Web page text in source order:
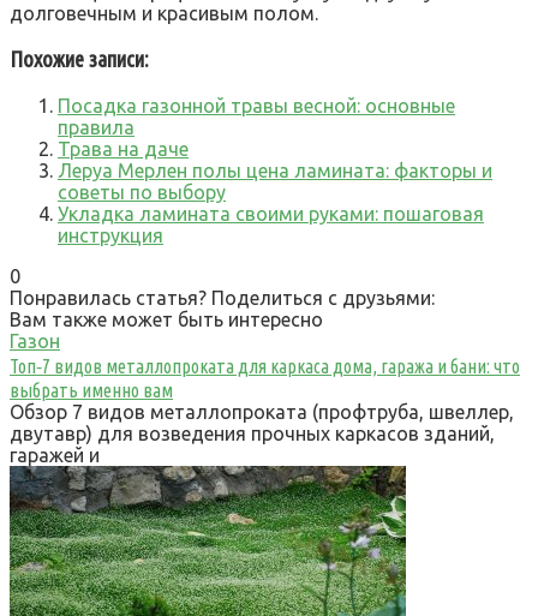
долговечным и красивым полом.
Похожие записи:
Посадка газонной травы весной: основные
правила
Трава на даче
Леруа Мерлен полы цена ламината: факторы и
советы по выбору
Укладка ламината своими руками: пошаговая
инструкция
0
Понравилась статья? Поделиться с друзьями:
Вам также может быть интересно
Газон
Топ‑7 видов металлопроката для каркаса дома, гаража и бани: что
выбрать именно вам
Обзор 7 видов металлопроката (профтруба, швеллер,
двутавр) для возведения прочных каркасов зданий,
гаражей и